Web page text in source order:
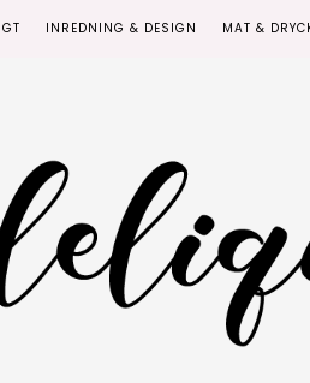
INREDNING & DESIGN MAT &